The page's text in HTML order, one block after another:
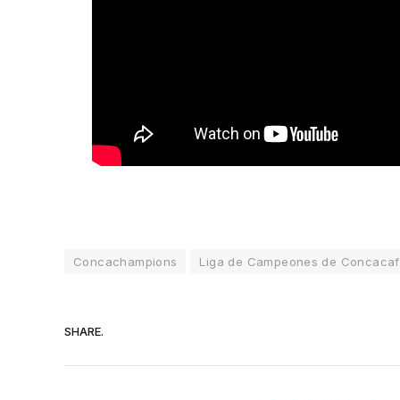
Concachampions Liga de Campeones de Concacaf
SHARE.